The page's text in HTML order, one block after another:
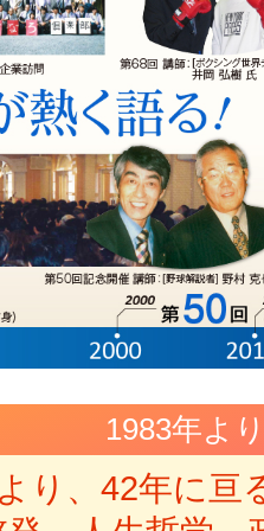
1983年よ
り、42年に亘